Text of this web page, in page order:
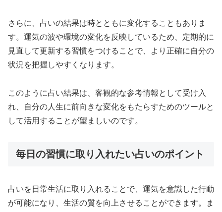
さらに、占いの結果は時とともに変化することもありま
す。運気の波や環境の変化を反映しているため、定期的に
見直して更新する習慣をつけることで、より正確に自分の
状況を把握しやすくなります。
このように占い結果は、客観的な参考情報として受け入
れ、自分の人生に前向きな変化をもたらすためのツールと
して活用することが望ましいのです。
毎日の習慣に取り入れたい占いのポイント
占いを日常生活に取り入れることで、運気を意識した行動
が可能になり、生活の質を向上させることができます。ま